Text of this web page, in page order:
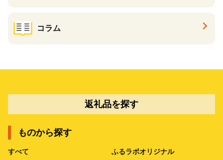
コラム
返礼品を探す
ものから探す
すべて ふるラボオリジナル